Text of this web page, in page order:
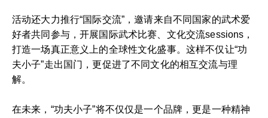
活动还大力推行“国际交流”，邀请来自不同国家的武术爱
好者共同参与，开展国际武术比赛、文化交流sessions，
打造一场真正意义上的全球性文化盛事。这样不仅让“功
夫小子”走出国门，更促进了不同文化的相互交流与理
解。
在未来，“功夫小子”将不仅仅是一个品牌，更是一种精神